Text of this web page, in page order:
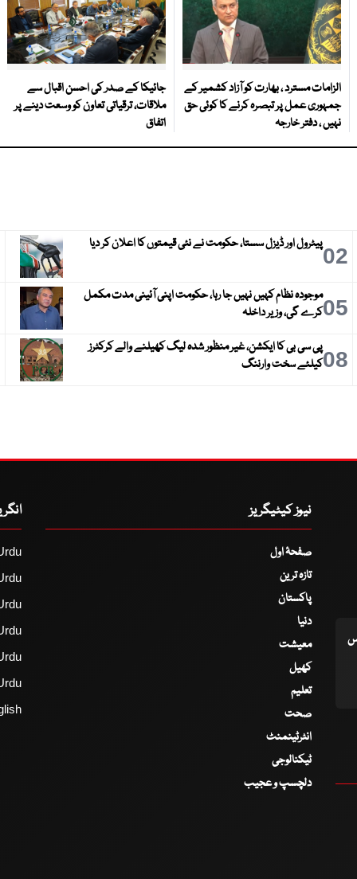
الزامات مسترد ، بھارت کو آزاد کشمیر کے
جمہوری عمل پر تبصرہ کرنے کا کوئی حق
نہیں ، دفتر خارجہ
جائیکا کے صدر کی احسن اقبال سے
ملاقات، ترقیاتی تعاون کو وسعت دینے پر
اتفاق
02پیٹرول اور ڈیزل سستا، حکومت نے نئی قیمتوں کا اعلان کر دیا
05موجودہ نظام کہیں نہیں جا رہا، حکومت اپنی آئینی مدت مکمل
کرے گی، وزیر داخلہ
08پی سی بی کا ایکشن، غیر منظور شدہ لیگ کھیلنے والے کرکٹرز
کیلئے سخت وارننگ
نیوز کیٹیگریز
صفحۂ اول
تازہ ترین
پاکستان
دنیا
معیشت
کھیل
تعلیم
صحت
انٹرٹینمنٹ
ٹیکنالوجی
دلچسپ و عجیب